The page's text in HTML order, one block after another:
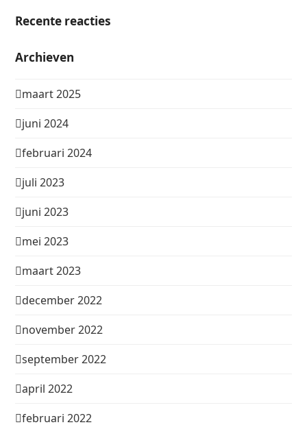
Recente reacties
Archieven
maart 2025
juni 2024
februari 2024
juli 2023
juni 2023
mei 2023
maart 2023
december 2022
november 2022
september 2022
april 2022
februari 2022